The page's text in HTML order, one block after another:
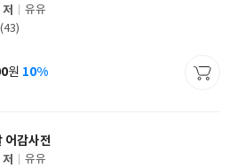
유유
(43)
원 10%
어감사전
안상순 저
유유